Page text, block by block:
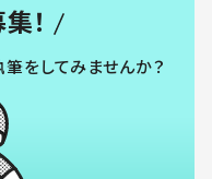
！
をしてみませんか？